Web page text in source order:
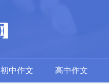
初中作文 高中作文